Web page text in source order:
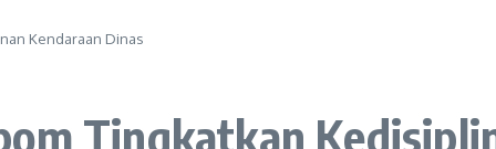
Kendaraan Dinas
Tingkatkan